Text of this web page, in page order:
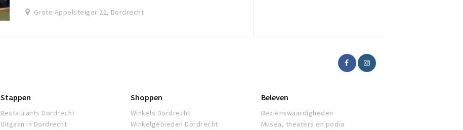
Grote Appelsteiger 22, Dordrecht
Stappen
Restaurants Dordrecht
Uitgaan in Dordrecht
Shoppen
Winkels Dordrecht
Winkelgebieden Dordrecht
Beleven
Bezienswaardigheden
Musea, theaters en podia